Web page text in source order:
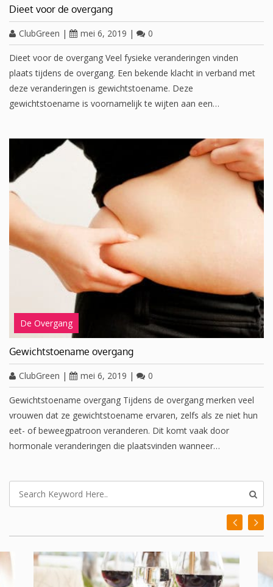
Dieet voor de overgang
ClubGreen | mei 6, 2019 | 0
Dieet voor de overgang Veel fysieke veranderingen vinden
plaats tijdens de overgang. Een bekende klacht in verband met
deze veranderingen is gewichtstoename. Deze
gewichtstoename is voornamelijk te wijten aan een…
De Overgang
Gewichtstoename overgang
ClubGreen | mei 6, 2019 | 0
Gewichtstoename overgang Tijdens de overgang merken veel
vrouwen dat ze gewichtstoename ervaren, zelfs als ze niet hun
eet- of beweegpatroon veranderen. Dit komt vaak door
hormonale veranderingen die plaatsvinden wanneer…